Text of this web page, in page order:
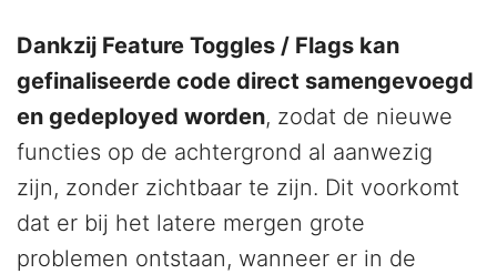
Dankzij Feature Toggles / Flags kan
gefinaliseerde code direct samengevoegd
en gedeployed worden, zodat de nieuwe
functies op de achtergrond al aanwezig
zijn, zonder zichtbaar te zijn. Dit voorkomt
dat er bij het latere mergen grote
problemen ontstaan, wanneer er in de